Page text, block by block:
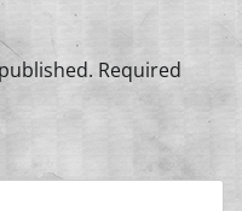
Required